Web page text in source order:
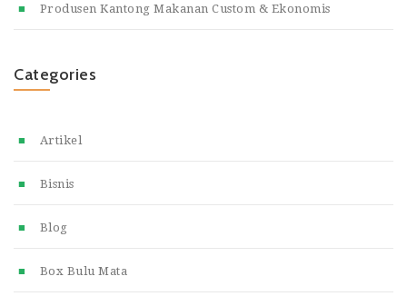
Produsen Kantong Makanan Custom & Ekonomis
Categories
Artikel
Bisnis
Blog
Box Bulu Mata